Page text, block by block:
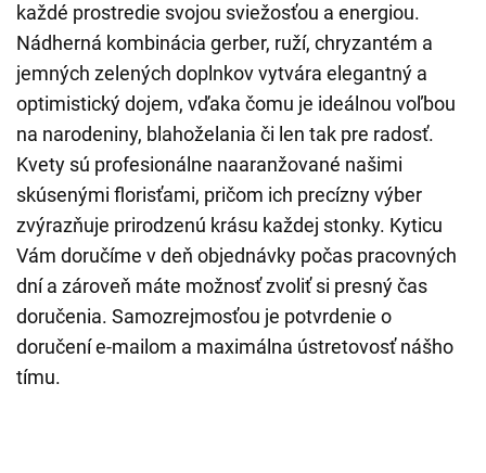
každé prostredie svojou sviežosťou a energiou.
Nádherná kombinácia gerber, ruží, chryzantém a
jemných zelených doplnkov vytvára elegantný a
optimistický dojem, vďaka čomu je ideálnou voľbou
na narodeniny, blahoželania či len tak pre radosť.
Kvety sú profesionálne naaranžované našimi
skúsenými florisťami, pričom ich precízny výber
zvýrazňuje prirodzenú krásu každej stonky. Kyticu
Vám doručíme v deň objednávky počas pracovných
dní a zároveň máte možnosť zvoliť si presný čas
doručenia. Samozrejmosťou je potvrdenie o
doručení e-mailom a maximálna ústretovosť nášho
tímu.